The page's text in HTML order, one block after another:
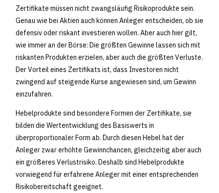
Zertifikate müssen nicht zwangsläufig Risikoprodukte sein.
Genau wie bei Aktien auch können Anleger entscheiden, ob sie
defensiv oder riskant investieren wollen. Aber auch hier gilt,
wie immer an der Börse: Die größten Gewinne lassen sich mit
riskanten Produkten erzielen, aber auch die größten Verluste.
Der Vorteil eines Zertifikats ist, dass Investoren nicht
zwingend auf steigende Kurse angewiesen sind, um Gewinn
einzufahren.
Hebelprodukte sind besondere Formen der Zertifikate, sie
bilden die Wertentwicklung des Basiswerts in
überproportionaler Form ab. Durch diesen Hebel hat der
Anleger zwar erhöhte Gewinnchancen, gleichzeitig aber auch
ein größeres Verlustrisiko. Deshalb sind Hebelprodukte
vorwiegend für erfahrene Anleger mit einer entsprechenden
Risikobereitschaft geeignet.